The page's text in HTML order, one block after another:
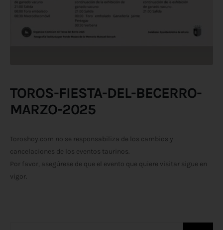
TOROS-FIESTA-DEL-BECERRO-
MARZO-2025
Toroshoy.com no se responsabiliza de los cambios y
cancelaciones de los eventos taurinos.
Por favor, asegúrese de que el evento que quiere visitar sigue en
vigor.